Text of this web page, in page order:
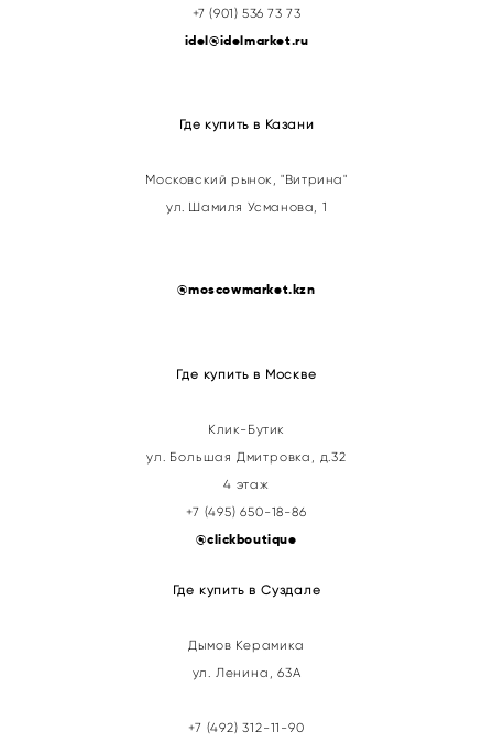
+7 (901) 536 73 73
idel@idelmarket.ru
Где купить в Казани
Московский рынок, "Витрина"
ул. Шамиля Усманова, 1
@moscowmarket.kzn
Где купить в Москве
Клик-Бутик
ул. Большая Дмитровка, д.32
4 этаж
+7 (495) 650-18-86
@clickboutique
Где купить в Суздале
Дымов Керамика
ул. Ленина, 63А
+7 (492) 312-11-90